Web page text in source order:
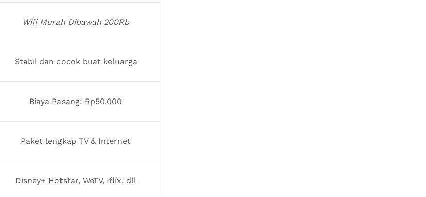
Wifi Murah Dibawah 200Rb
Stabil dan cocok buat keluarga
Biaya Pasang: Rp50.000
Paket lengkap TV & Internet
Disney+ Hotstar, WeTV, Iflix, dll